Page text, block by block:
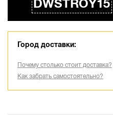
DWSTROY15
Город доставки:
Почему столько стоит доставка?
Как забрать самостоятельно?